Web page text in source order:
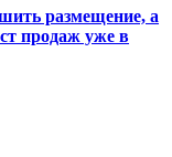
размещение, а
продаж уже в